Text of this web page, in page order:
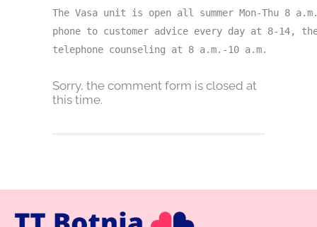
The Vasa unit is open all summer Mon-Thu 8
phone to customer advice every day at 8-14,
telephone counseling at 8 a.m.-10 a.m.
Sorry, the comment form is closed at
this time.